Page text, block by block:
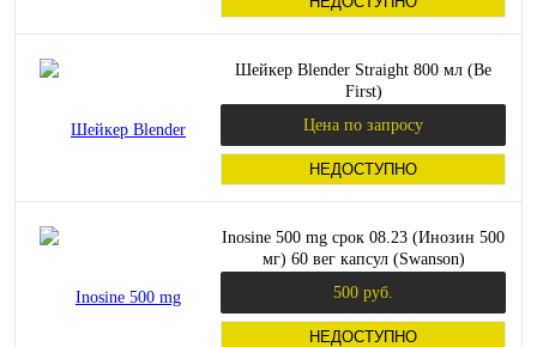
Шейкер Blender Straight 800 мл (Be
First)
Цена по запросу
НЕДОСТУПНО
Inosine 500 mg срок 08.23 (Инозин 500
мг) 60 вег капсул (Swanson)
500 руб.
НЕДОСТУПНО